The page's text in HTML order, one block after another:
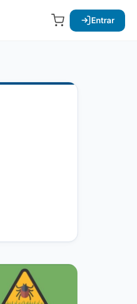
Entrar